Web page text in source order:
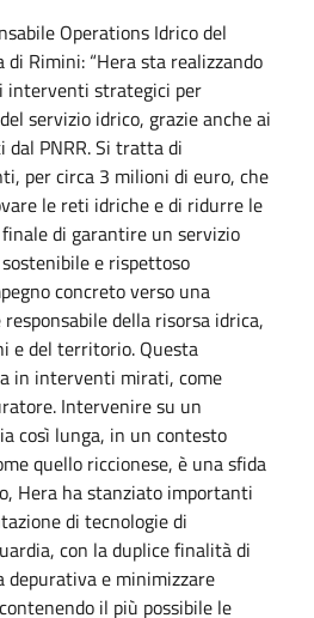
Operations Idrico del
di Rimini: “Hera sta realizzando
interventi strategici per
servizio idrico, grazie anche ai
PNRR. Si tratta di
per circa 3 milioni di euro, che
le reti idriche e di ridurre le
di garantire un servizio
e rispettoso
concreto verso una
della risorsa idrica,
e del territorio. Questa
in interventi mirati, come
Intervenire su un
così lunga, in un contesto
quello riccionese, è una sfida
Hera ha stanziato importanti
di tecnologie di
con la duplice finalità di
e minimizzare
il più possibile le